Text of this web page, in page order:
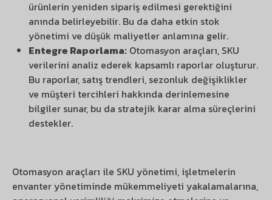
ürünlerin yeniden sipariş edilmesi gerektiğini
anında belirleyebilir. Bu da daha etkin stok
yönetimi ve düşük maliyetler anlamına gelir.
Entegre Raporlama: Otomasyon araçları, SKU
verilerini analiz ederek kapsamlı raporlar oluşturur.
Bu raporlar, satış trendleri, sezonluk değişiklikler
ve müşteri tercihleri hakkında derinlemesine
bilgiler sunar, bu da stratejik karar alma süreçlerini
destekler.
Otomasyon araçları ile SKU yönetimi, işletmelerin
envanter yönetiminde mükemmeliyeti yakalamalarına,